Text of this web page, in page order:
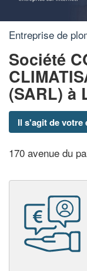
Entreprise de
Société
(SARL) à
Il s'agit de votre
170 avenue du